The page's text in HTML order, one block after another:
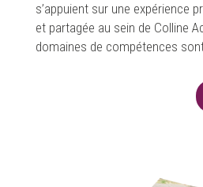
s’appuient sur une expérience
et partagée au sein de Colline
domaines de compétences